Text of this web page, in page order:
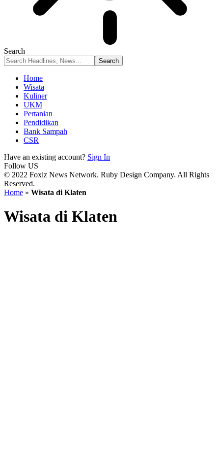
Search
Home
Wisata
Kuliner
UKM
Pertanian
Pendidikan
Bank Sampah
CSR
Have an existing account? Sign In
Follow US
© 2022 Foxiz News Network. Ruby Design Company. All Rights
Reserved.
Home » Wisata di Klaten
Wisata di Klaten